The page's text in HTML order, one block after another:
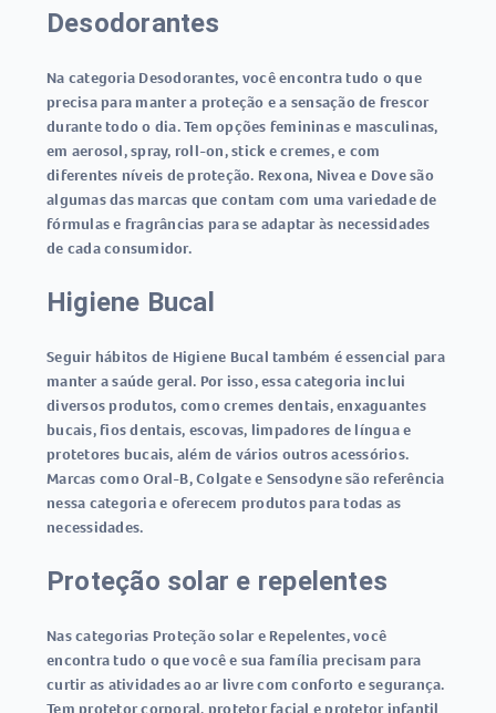
Desodorantes
Na categoria Desodorantes, você encontra tudo o que
precisa para manter a proteção e a sensação de frescor
durante todo o dia. Tem opções femininas e masculinas,
em aerosol, spray, roll-on, stick e cremes, e com
diferentes níveis de proteção. Rexona, Nivea e Dove são
algumas das marcas que contam com uma variedade de
fórmulas e fragrâncias para se adaptar às necessidades
de cada consumidor.
Higiene Bucal
Seguir hábitos de Higiene Bucal também é essencial para
manter a saúde geral. Por isso, essa categoria inclui
diversos produtos, como cremes dentais, enxaguantes
bucais, fios dentais, escovas, limpadores de língua e
protetores bucais, além de vários outros acessórios.
Marcas como Oral-B, Colgate e Sensodyne são referência
nessa categoria e oferecem produtos para todas as
necessidades.
Proteção solar e repelentes
Nas categorias Proteção solar e Repelentes, você
encontra tudo o que você e sua família precisam para
curtir as atividades ao ar livre com conforto e segurança.
Tem protetor corporal, protetor facial e protetor infantil